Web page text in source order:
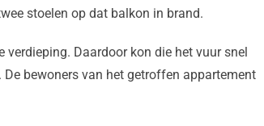
stoelen op dat balkon in brand.
Daardoor kon die het vuur snel
bewoners van het getroffen appartement